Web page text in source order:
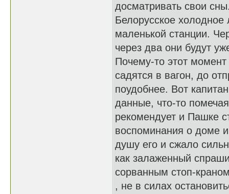
досматривать свои
Белорусское холодное
маленькой станции.
через два они будут
Почему-то этот
садятся в вагон, до
поудобнее. Вот
данные, что-то
рекомендует и Пашке
воспоминания о доме
душу его и сжало
как залаженный
сорванным стоп-
, не в силах